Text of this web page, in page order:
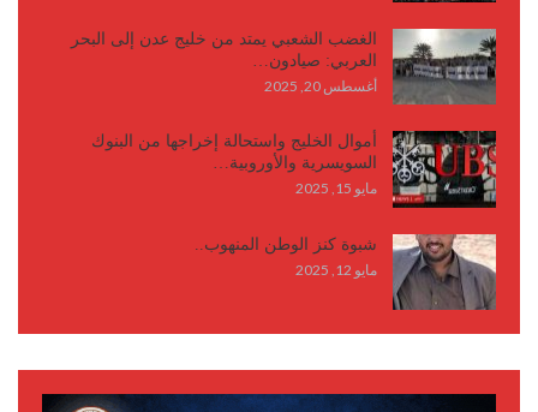
الغضب الشعبي يمتد من خليج عدن إلى البحر
العربي: صيادون…
أغسطس 20, 2025
أموال الخليج واستحالة إخراجها من البنوك
السويسرية والأوروبية…
مايو 15, 2025
شبوة كنز الوطن المنهوب..
مايو 12, 2025